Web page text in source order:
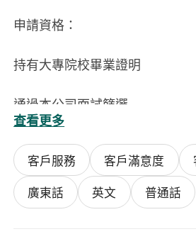
申請資格：
持有大專院校畢業證明
通過本公司面試篩選
須於 2026 年 9 月 30 日或遞交
符合上述條件之大專生，請個人
申請。
查看更多
客戶服務 客戶滿意度
廣東話
英文 普通話